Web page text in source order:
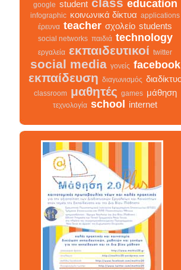
google student class education
infographic κοινωνικά δίκτυα
applications
έρευνα
teacher σχολείο students
παιδιά technology
εργαλεία εκπαιδευτικοί
social media γονείς facebook
εκπαίδευση διαγωνισμός
μαθητές games μάθηση
τεχνολογία school internet
σχολείο infographic
facebook teacher διαδίκτυο
κοινωνικά δίκτυα
γονείς μαθητές
εκπαίδευση students
εκπαιδευτικοί classroom
google
τεχνολογία student παιδιά games
education μάθηση social networks
social media έρευνα technology
twitter εργαλεία internet applications